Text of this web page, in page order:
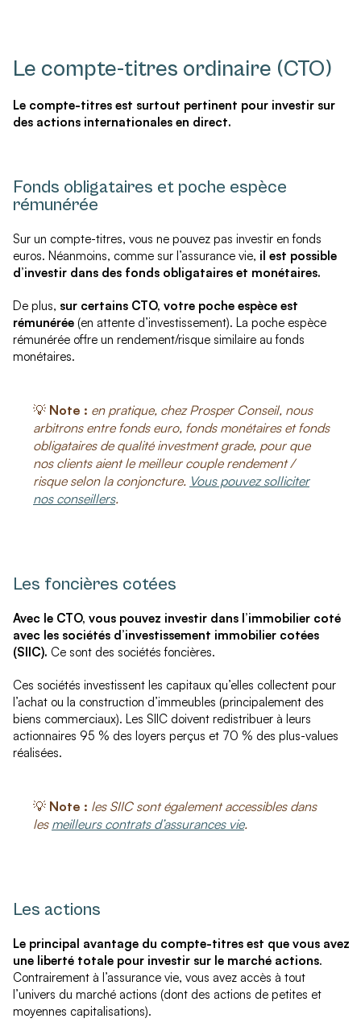
Le compte-titres ordinaire (CTO)
Le compte-titres est surtout pertinent pour investir sur
des actions internationales en direct.
Fonds obligataires et poche espèce
rémunérée
Sur un compte-titres, vous ne pouvez pas investir en fonds
euros. Néanmoins, comme sur l’assurance vie, il est possible
d’investir dans des fonds obligataires et monétaires.
De plus, sur certains CTO, votre poche espèce est
rémunérée (en attente d’investissement). La poche espèce
rémunérée offre un rendement/risque similaire au fonds
monétaires.
💡 Note : en pratique, chez Prosper Conseil, nous
arbitrons entre fonds euro, fonds monétaires et fonds
obligataires de qualité investment grade, pour que
nos clients aient le meilleur couple rendement /
risque selon la conjoncture. Vous pouvez solliciter
nos conseillers.
Les foncières cotées
Avec le CTO, vous pouvez investir dans l’immobilier coté
avec les sociétés d’investissement immobilier cotées
(SIIC). Ce sont des sociétés foncières.
Ces sociétés investissent les capitaux qu’elles collectent pour
l’achat ou la construction d’immeubles (principalement des
biens commerciaux). Les SIIC doivent redistribuer à leurs
actionnaires 95 % des loyers perçus et 70 % des plus-values
réalisées.
💡 Note : les SIIC sont également accessibles dans
les meilleurs contrats d’assurances vie.
Les actions
Le principal avantage du compte-titres est que vous avez
une liberté totale pour investir sur le marché actions.
Contrairement à l’assurance vie, vous avez accès à tout
l’univers du marché actions (dont des actions de petites et
moyennes capitalisations).